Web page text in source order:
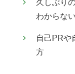
久しぶり
わからな
自己PRや
方